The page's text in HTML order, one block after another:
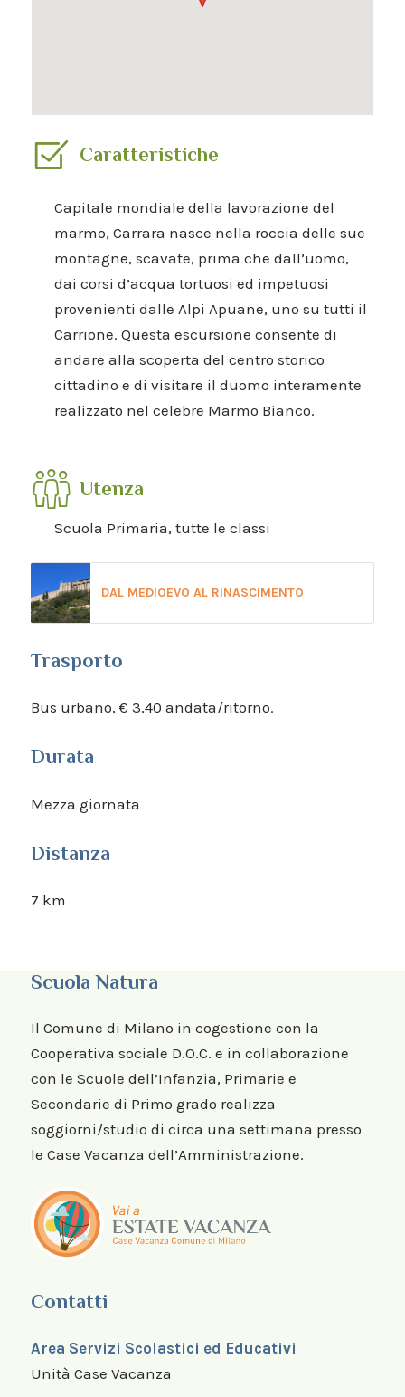
Caratteristiche
Capitale mondiale della lavorazione del
marmo, Carrara nasce nella roccia delle sue
montagne, scavate, prima che dall’uomo,
dai corsi d’acqua tortuosi ed impetuosi
provenienti dalle Alpi Apuane, uno su tutti il
Carrione. Questa escursione consente di
andare alla scoperta del centro storico
cittadino e di visitare il duomo interamente
realizzato nel celebre Marmo Bianco.
Utenza
Scuola Primaria, tutte le classi
DAL MEDIOEVO AL RINASCIMENTO
Trasporto
Bus urbano, € 3,40 andata/ritorno.
Durata
Mezza giornata
Distanza
7 km
Scuola Natura
Il Comune di Milano in cogestione con la
Cooperativa sociale D.O.C. e in collaborazione
con le Scuole dell’Infanzia, Primarie e
Secondarie di Primo grado realizza
soggiorni/studio di circa una settimana presso
le Case Vacanza dell’Amministrazione.
Contatti
Area Servizi Scolastici ed Educativi
Unità Case Vacanza